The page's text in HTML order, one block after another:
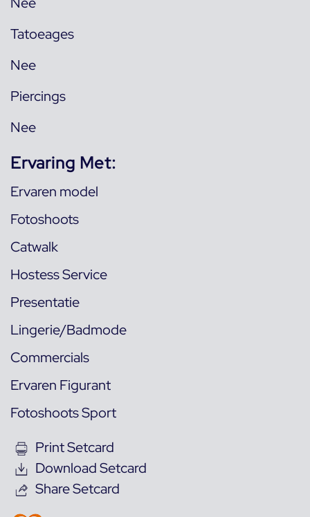
Tatoeages
Nee
Piercings
Nee
Ervaring Met:
Ervaren model
Fotoshoots
Catwalk
Hostess Service
Presentatie
Lingerie/Badmode
Commercials
Ervaren Figurant
Fotoshoots Sport
Print Setcard
Download Setcard
Share Setcard